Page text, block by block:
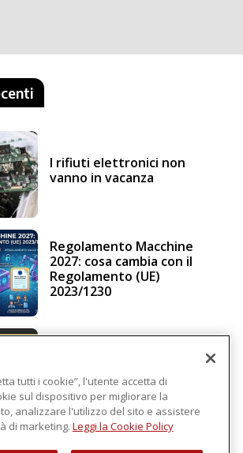
I rifiuti elettronici non
vanno in vacanza
Regolamento Macchine
2027: cosa cambia con il
Regolamento (UE)
2023/1230
intelligenza in cloud
tutti i cookie”, l'utente accetta di
sul dispositivo per migliorare la
analizzare l'utilizzo del sito e assistere
di marketing. Leggi la Cookie Policy